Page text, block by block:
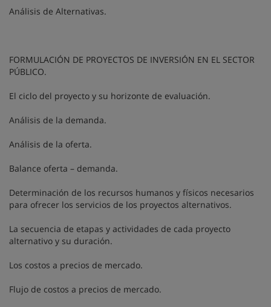
Análisis de Alternativas.
FORMULACIÓN DE PROYECTOS DE INVERSIÓN EN EL SECTOR
PÚBLICO.
El ciclo del proyecto y su horizonte de evaluación.
Análisis de la demanda.
Análisis de la oferta.
Balance oferta – demanda.
Determinación de los recursos humanos y físicos necesarios
para ofrecer los servicios de los proyectos alternativos.
La secuencia de etapas y actividades de cada proyecto
alternativo y su duración.
Los costos a precios de mercado.
Flujo de costos a precios de mercado.